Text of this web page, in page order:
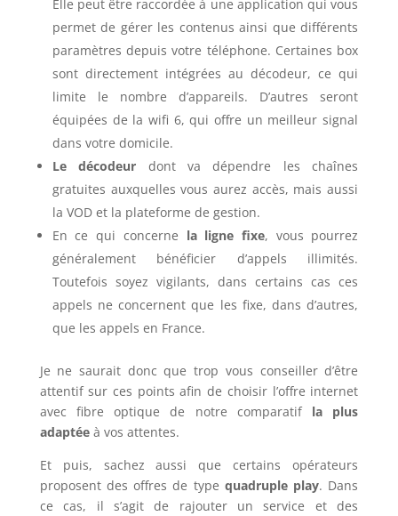
Elle peut être raccordée à une application qui vous
permet de gérer les contenus ainsi que différents
paramètres depuis votre téléphone. Certaines box
sont directement intégrées au décodeur, ce qui
limite le nombre d’appareils. D’autres seront
équipées de la wifi 6, qui offre un meilleur signal
dans votre domicile.
Le décodeur dont va dépendre les chaînes
gratuites auxquelles vous aurez accès, mais aussi
la VOD et la plateforme de gestion.
En ce qui concerne la ligne fixe, vous pourrez
généralement bénéficier d’appels illimités.
Toutefois soyez vigilants, dans certains cas ces
appels ne concernent que les fixe, dans d’autres,
que les appels en France.
Je ne saurait donc que trop vous conseiller d’être
attentif sur ces points afin de choisir l’offre internet
avec fibre optique de notre comparatif la plus
adaptéeà vos attentes.
Et puis, sachez aussi que certains opérateurs
proposent des offres de type quadruple play. Dans
ce cas, il s’agit de rajouter un service et des